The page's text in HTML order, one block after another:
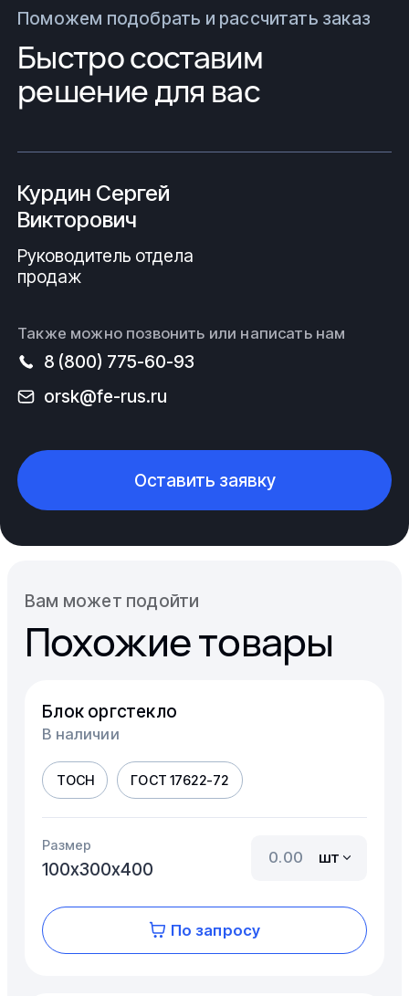
Поможем подобрать и рассчитать заказ
Быстро составим
решение для вас
Курдин Сергей
Викторович
Руководитель отдела
продаж
Также можно позвонить или написать нам
8 (800) 775-60-93
orsk@fe-rus.ru
Оставить заявку
Вам может подойти
Похожие товары
Блок оргстекло
В наличии
ТОСН ГОСТ 17622-72
Размер
100х300х400
шт
По запросу